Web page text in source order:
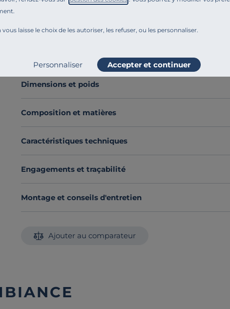
laisse le choix de les autoriser, les refuser, ou les personnaliser.
Personnaliser Accepter et continuer
Sa structure en cadre métal cintré allie solidité et
indépendance de couchage, pour un confort individuel
Polyvalent, le sommier L’Evy s’installe aussi bien dans
Un sommier classique, robuste et confortable,
Dimensions et poids
Composition et matières
Caractéristiques techniques
Engagements et traçabilité
Montage et conseils d'entretien
Ajouter au comparateur